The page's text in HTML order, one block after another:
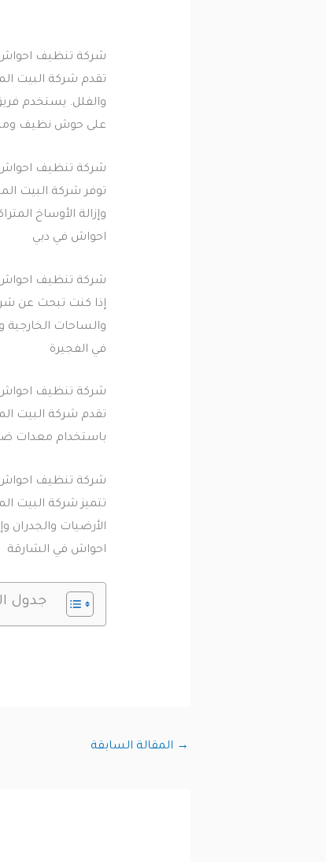
شركة تنظيف
تقدم شركة البيت
والفلل. يستخدم
على حوش نظيف
شركة تنظيف
توفر شركة البيت
وإزالة الأوساخ
احواش في دبي
شركة تنظيف احواش
إذا كنت تبحث عن
والساحات
في الفجيرة
شركة تنظيف
تقدم شركة البيت
باستخدام معدات
شركة تنظيف
تتميز شركة البيت
الأرضيات
احواش في الشارقة
جدول
→ المقالة السابقة